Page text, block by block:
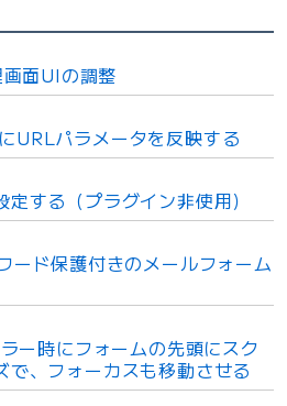
面UIの調整
URLパラメータを反映する
する（プラグイン非使用）
ド保護付きのメールフォーム
時にフォームの先頭にスク
で、フォーカスも移動させる